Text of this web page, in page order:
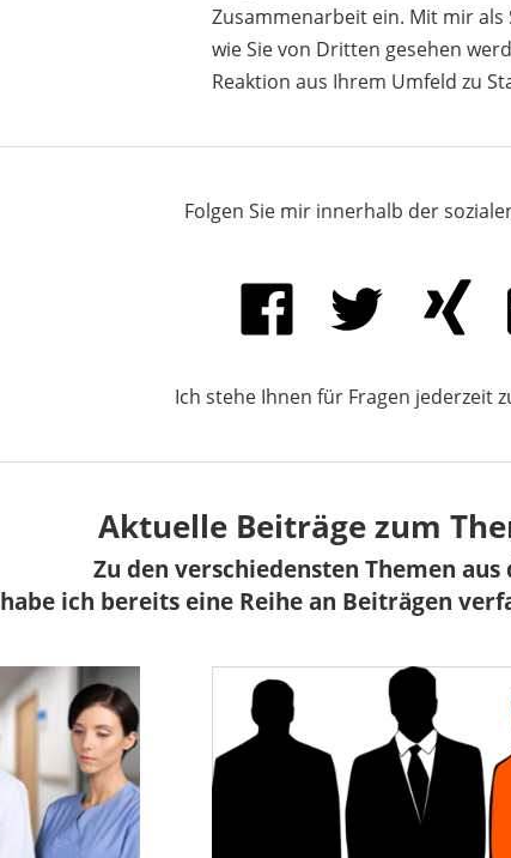
Zusammenarbeit ein. Mit mir
wie Sie von Dritten gesehen
Reaktion aus Ihrem Umfeld zu
Folgen Sie mir innerhalb der
Ich stehe Ihnen für Fragen jederzeit
Aktuelle Beiträge zum
Zu den verschiedensten Themen
habe ich bereits eine Reihe an Beiträgen